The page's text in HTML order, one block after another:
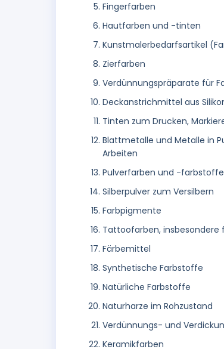
Fingerfarben
Hautfarben und -tinten
Kunstmalerbedarfsartikel
Zierfarben
Verdünnungspräparate für
Deckanstrichmittel aus
Tinten zum Drucken,
Blattmetalle und Metalle in
Arbeiten
Pulverfarben und -farbstoffe
Silberpulver zum Versilbern
Farbpigmente
Tattoofarben,
Färbemittel
Synthetische Farbstoffe
Natürliche Farbstoffe
Naturharze im Rohzustand
Verdünnungs- und
Keramikfarben